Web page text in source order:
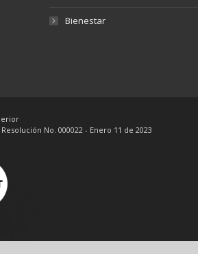
Bienestar
No. 000022 - Enero 11 de 2023